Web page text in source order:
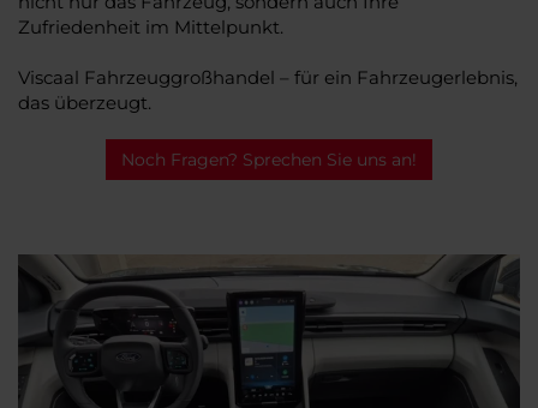
Zufriedenheit im Mittelpunkt.
Viscaal Fahrzeuggroßhandel – für ein Fahrzeugerlebnis,
das überzeugt.
Noch Fragen? Sprechen Sie uns an!